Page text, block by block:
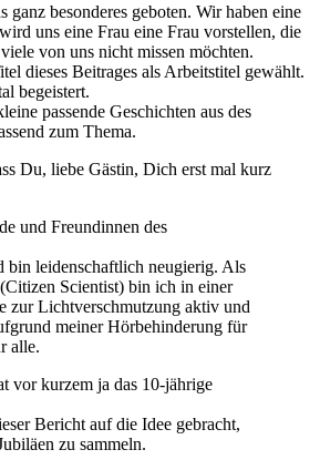
ganz besonderes geboten. Wir haben eine
uns eine Frau eine Frau vorstellen, die
von uns nicht missen möchten.
dieses Beitrages als Arbeitstitel gewählt.
begeistert.
passende Geschichten aus des
zum Thema.
Du, liebe Gästin, Dich erst mal kurz
und Freundinnen des
bin leidenschaftlich neugierig. Als
Scientist) bin ich in einer
zur Lichtverschmutzung aktiv und
meiner Hörbehinderung für
alle.
vor kurzem ja das 10-jährige
Bericht auf die Idee gebracht,
zu sammeln.